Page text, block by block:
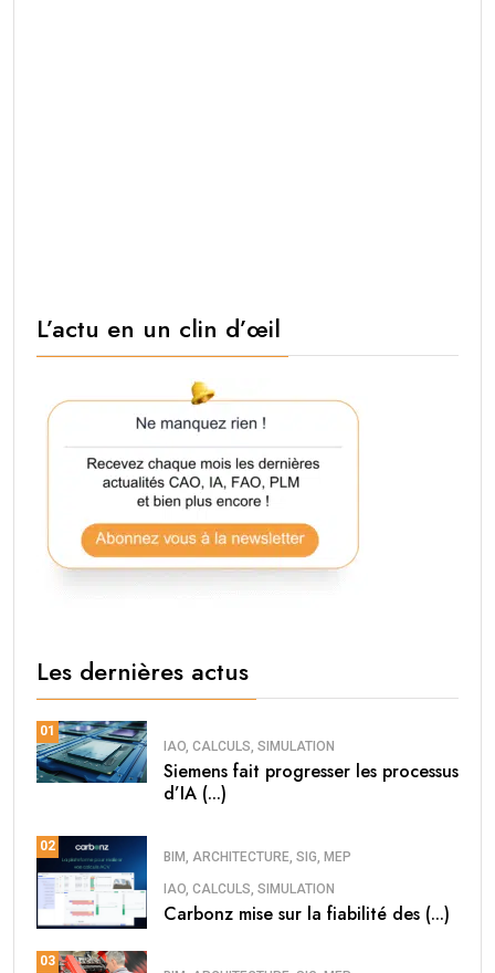
L’actu en un clin d’œil
Les dernières actus
01
IAO, CALCULS, SIMULATION
Siemens fait progresser les processus
d’IA (...)
02
BIM, ARCHITECTURE, SIG, MEP
IAO, CALCULS, SIMULATION
Carbonz mise sur la fiabilité des (...)
03